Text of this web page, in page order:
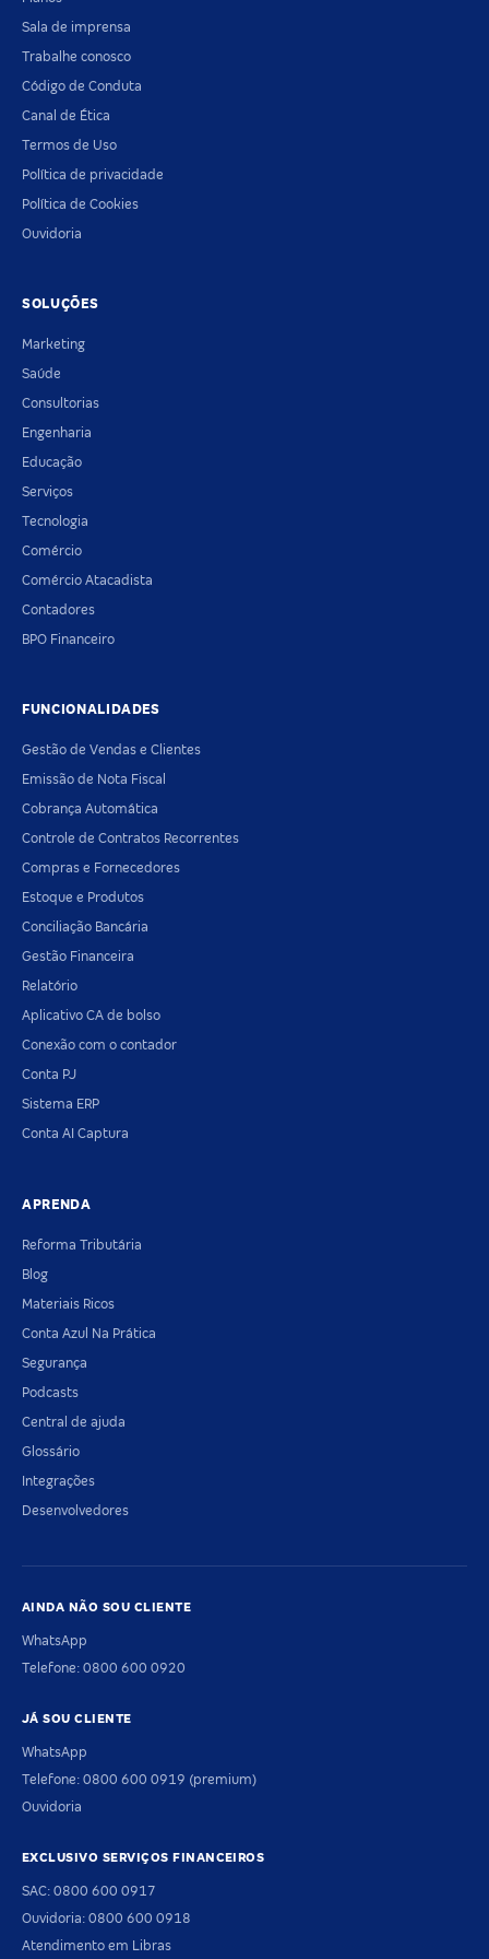
Sala de imprensa
Trabalhe conosco
Código de Conduta
Canal de Ética
Termos de Uso
Política de privacidade
Política de Cookies
Ouvidoria
SOLUÇÕES
Marketing
Saúde
Consultorias
Engenharia
Educação
Serviços
Tecnologia
Comércio
Comércio Atacadista
Contadores
BPO Financeiro
FUNCIONALIDADES
Gestão de Vendas e Clientes
Emissão de Nota Fiscal
Cobrança Automática
Controle de Contratos Recorrentes
Compras e Fornecedores
Estoque e Produtos
Conciliação Bancária
Gestão Financeira
Relatório
Aplicativo CA de bolso
Conexão com o contador
Conta PJ
Sistema ERP
Conta AI Captura
APRENDA
Reforma Tributária
Blog
Materiais Ricos
Conta Azul Na Prática
Segurança
Podcasts
Central de ajuda
Glossário
Integrações
Desenvolvedores
AINDA NÃO SOU CLIENTE
WhatsApp
Telefone: 0800 600 0920
JÁ SOU CLIENTE
WhatsApp
Telefone: 0800 600 0919 (premium)
Ouvidoria
EXCLUSIVO SERVIÇOS FINANCEIROS
SAC: 0800 600 0917
Ouvidoria: 0800 600 0918
Atendimento em Libras